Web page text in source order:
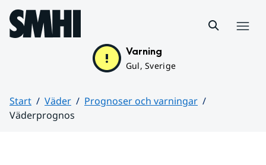
Hoppa till sidans innehåll
Varning
Gul, Sverige
Start Väder
Prognoser och varningar
Väderprognos